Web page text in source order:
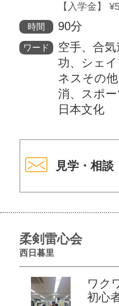
【入学金】
時間 90分
ワード
空手、合
功、シェ
ネスその
消、スポ
日本文化
見学・相談
柔剣雷心会
西日暮里
ワ
初心